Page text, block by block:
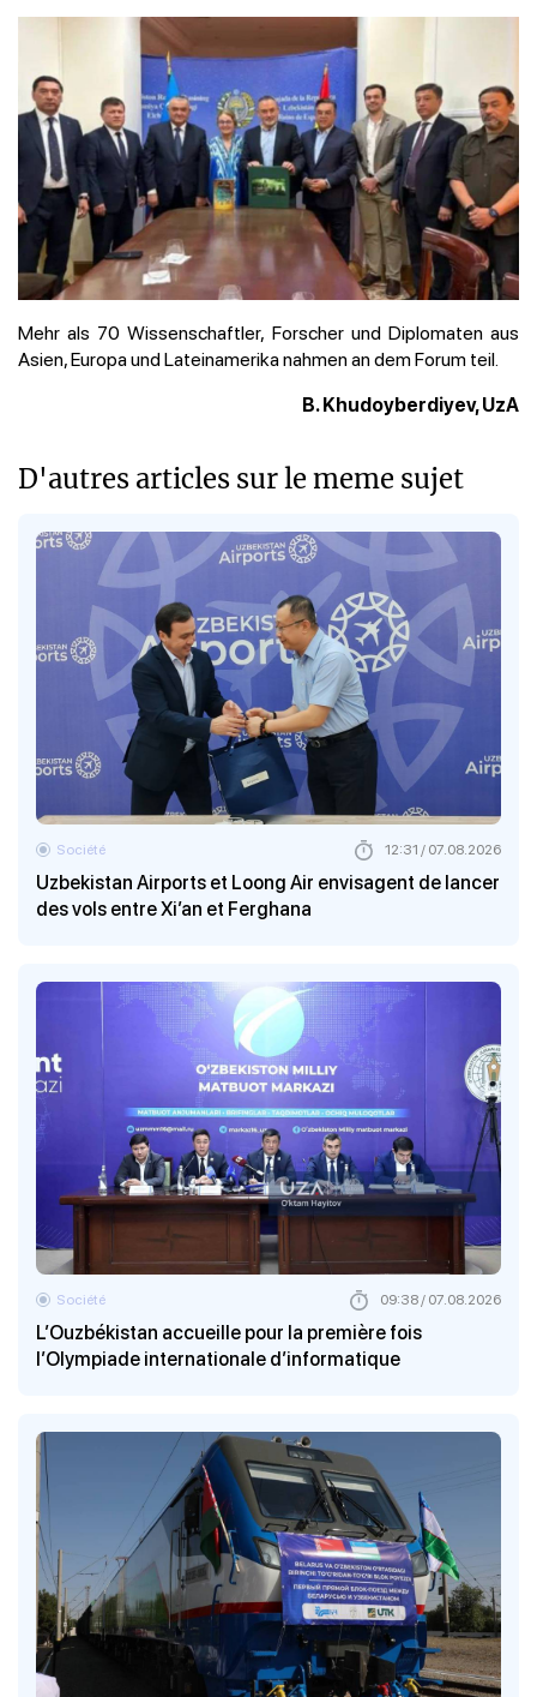
Mehr als 70 Wissenschaftler, Forscher und Diplomaten aus
Asien, Europa und Lateinamerika nahmen an dem Forum teil.
B. Khudoyberdiyev, UzA
D'autres articles sur le meme sujet
Uzbekistan Airports et Loong Air envisagent de lancer
des vols entre Xi’an et Ferghana
Société 12:31 / 07.08.2026
L’Ouzbékistan accueille pour la première fois
l’Olympiade internationale d’informatique
Société 09:38 / 07.08.2026